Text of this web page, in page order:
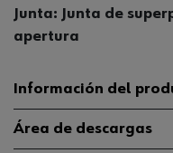
Junta: Junta de
apertura
Información del
Material
Área de descargas